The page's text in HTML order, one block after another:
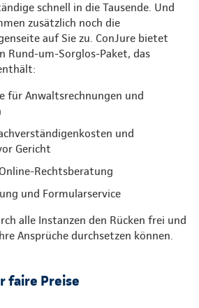
schnell in die Tausende. Und
zusätzlich noch die
auf Sie zu. ConJure bietet
Rund-um-Sorglos-Paket, das
für Anwaltsrechnungen und
und
Gericht
Rechtsberatung
und Formularservice
alle Instanzen den Rücken frei und
Ansprüche durchsetzen können.
faire Preise